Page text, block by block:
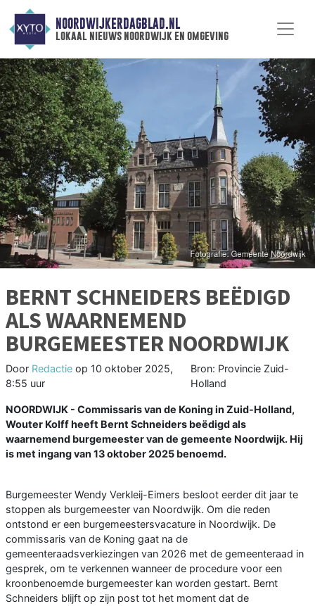
NOORDWIJKERDAGBLAD.NL
lokaal nieuws noordwijk en omgeving
BERNT SCHNEIDERS BEËDIGD
ALS WAARNEMEND
BURGEMEESTER NOORDWIJK
Door Redactie op 10 oktober 2025,
8:55 uur
Bron: Provincie Zuid-
Holland
NOORDWIJK - Commissaris van de Koning in Zuid-Holland,
Wouter Kolff heeft Bernt Schneiders beëdigd als
waarnemend burgemeester van de gemeente Noordwijk. Hij
is met ingang van 13 oktober 2025 benoemd.
Burgemeester Wendy Verkleij-Eimers besloot eerder dit jaar te
stoppen als burgemeester van Noordwijk. Om die reden
ontstond er een burgemeestersvacature in Noordwijk. De
commissaris van de Koning gaat na de
gemeenteraadsverkiezingen van 2026 met de gemeenteraad in
gesprek, om te verkennen wanneer de procedure voor een
kroonbenoemde burgemeester kan worden gestart. Bernt
Schneiders blijft op zijn post tot het moment dat de